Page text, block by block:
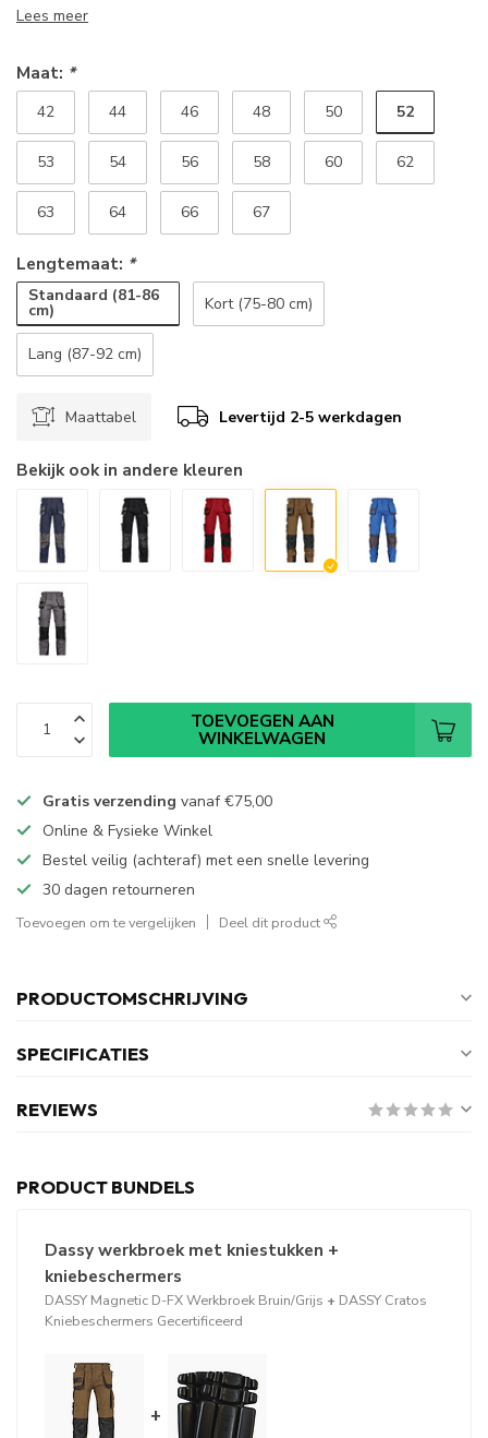
Lees meer
Maat: *
42 44 46 48 50 52
53 54 56 58 60 62
63 64 66 67
Lengtemaat: *
Standaard (81-86
cm) Kort (75-80 cm)
Lang (87-92 cm)
Maattabel Levertijd 2-5 werkdagen
Bekijk ook in andere kleuren
TOEVOEGEN AAN
WINKELWAGEN
Gratis verzending vanaf€75,00
Online & Fysieke Winkel
Bestel veilig (achteraf) met een snelle levering
30 dagen retourneren
Toevoegen om te vergelijken Deel dit product
PRODUCTOMSCHRIJVING
SPECIFICATIES
REVIEWS
PRODUCT BUNDELS
Dassy werkbroek met kniestukken +
kniebeschermers
DASSY Magnetic D-FX Werkbroek Bruin/Grijs + DASSY Cratos
Kniebeschermers Gecertificeerd
+